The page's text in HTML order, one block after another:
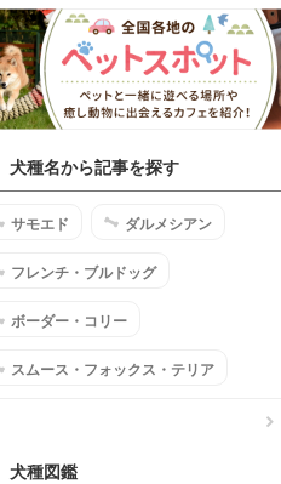
犬種名から記事を探す
サモエド ダルメシアン
フレンチ・ブルドッグ
ボーダー・コリー
スムース・フォックス・テリア
犬種図鑑